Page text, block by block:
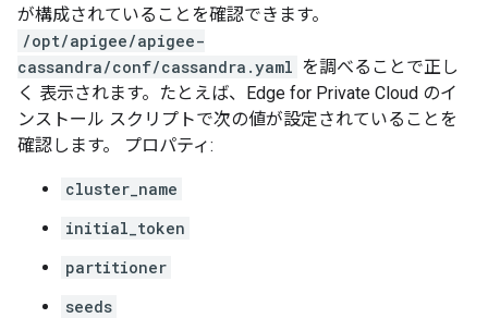
が構成されていることを確認できます。
/opt/apigee/apigee-
cassandra/conf/cassandra.yaml を調べることで正し
く 表示されます。たとえば、Edge for Private Cloud のイ
ンストール スクリプトで次の値が設定されていることを
確認します。 プロパティ:
cluster_name
initial_token
partitioner
seeds